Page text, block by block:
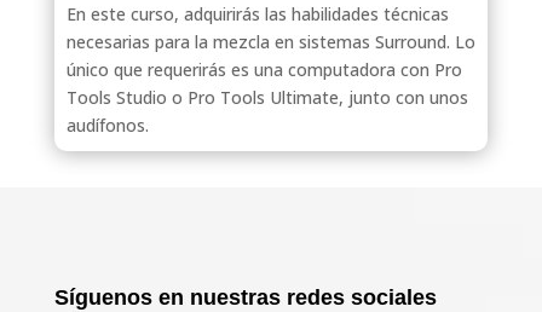
En este curso, adquirirás las habilidades técnicas
necesarias para la mezcla en sistemas Surround. Lo
único que requerirás es una computadora con Pro
Tools Studio o Pro Tools Ultimate, junto con unos
audífonos.
Síguenos en nuestras redes sociales